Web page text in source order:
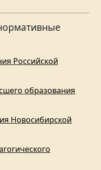
Российской
образования
Новосибирской